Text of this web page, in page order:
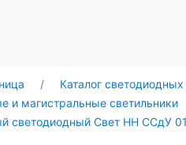
Каталог
и магистральные светильники
светодиодный Свет НН ССдУ